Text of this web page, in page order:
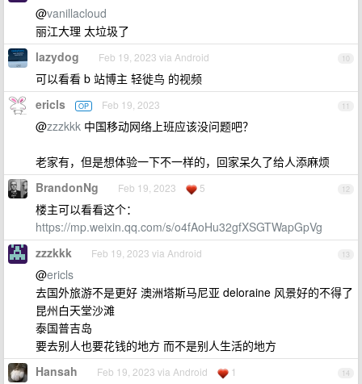
@vanillacloud
丽江大理 太垃圾了
10
lazydog Feb 19, 2023 via Android
可以看看 b 站博主 轻徙鸟 的视频
11
ericls OP Feb 19, 2023
@zzzkkk 中国移动网络上班应该没问题吧？
老家有，但是想体验一下不一样的，回家呆久了给人添麻烦
12
BrandonNg Feb 19, 2023 5
楼主可以看看这个：
https://mp.weixin.qq.com/s/o4fAoHu32gfXSGTWapGpVg
13
zzzkkk Feb 19, 2023 via Android
@ericls
去国外旅游不是更好 澳洲塔斯马尼亚 deloraine 风景好的不得了
昆州白天堂沙滩
泰国普吉岛
要去别人也要花钱的地方 而不是别人生活的地方
14
Hansah Feb 19, 2023 via Android 1